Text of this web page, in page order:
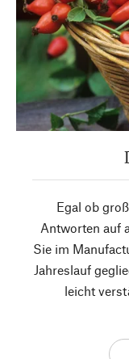
Egal ob
Antworten auf
Sie im
Jahreslauf
leicht